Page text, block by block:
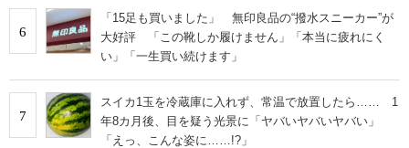
6
「15足も買いました」 無印良品の“撥水スニーカー”が
大好評 「この靴しか履けません」「本当に疲れにく
い」「一生買い続けます」
7
スイカ1玉を冷蔵庫に入れず、常温で放置したら…… 1
年8カ月後、目を疑う光景に「ヤバいヤバいヤバい」
「えっ、こんな姿に……!?」